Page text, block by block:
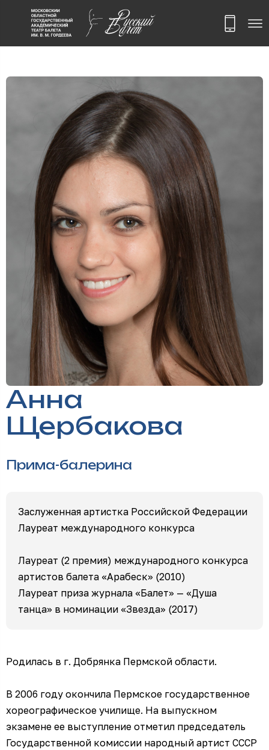
Анна
Щербакова
Прима-балерина
Заслуженная артистка Российской Федерации
Лауреат международного конкурса
Лауреат (2 премия) международного конкурса
артистов балета «Арабеск» (2010)
Лауреат приза журнала «Балет» — «Душа
танца» в номинации «Звезда» (2017)
Родилась в г. Добрянка Пермской области.
В 2006 году окончила Пермское государственное
хореографическое училище. На выпускном
экзамене ее выступление отметил председатель
Государственной комиссии народный артист СССР